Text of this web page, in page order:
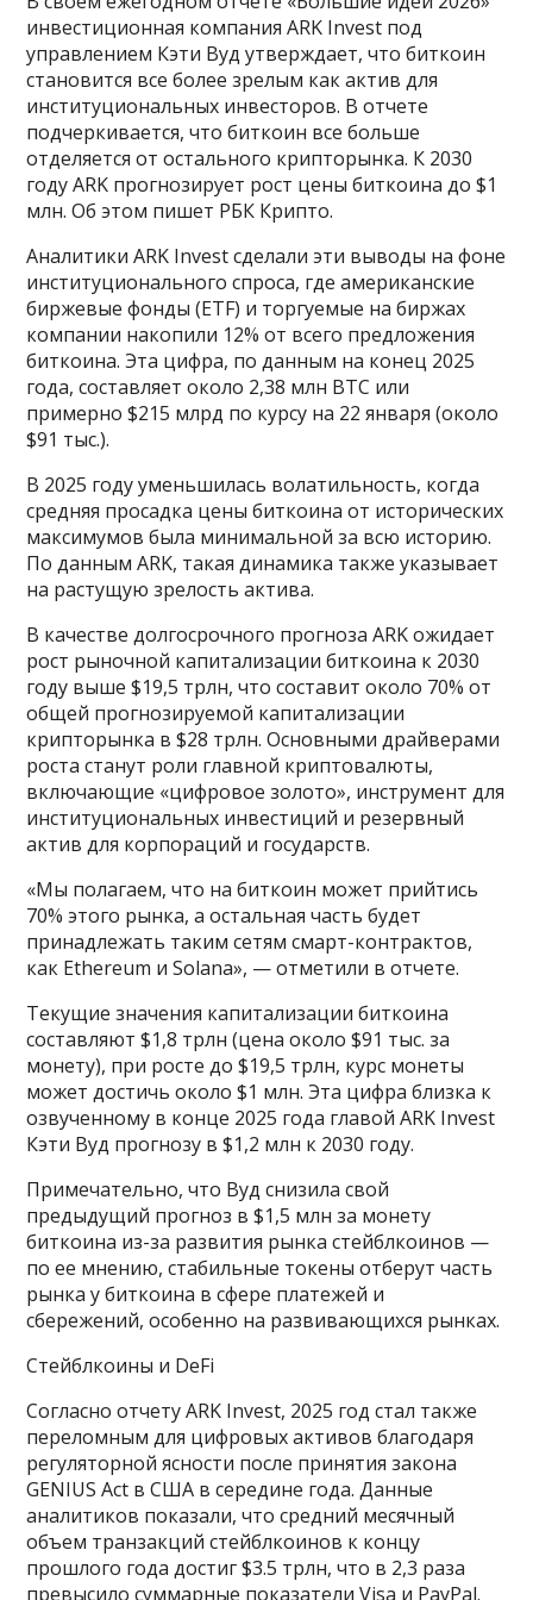
инвестиционная компания ARK Invest под
управлением Кэти Вуд утверждает, что биткоин
становится все более зрелым как актив для
институциональных инвесторов. В отчете
подчеркивается, что биткоин все больше
отделяется от остального крипторынка. К 2030
году ARK прогнозирует рост цены биткоина до $1
млн. Об этом пишет РБК Крипто.
Аналитики ARK Invest сделали эти выводы на фоне
институционального спроса, где американские
биржевые фонды (ETF) и торгуемые на биржах
компании накопили 12% от всего предложения
биткоина. Эта цифра, по данным на конец 2025
года, составляет около 2,38 млн BTC или
примерно $215 млрд по курсу на 22 января (около
$91 тыс.).
В 2025 году уменьшилась волатильность, когда
средняя просадка цены биткоина от исторических
максимумов была минимальной за всю историю.
По данным ARK, такая динамика также указывает
на растущую зрелость актива.
В качестве долгосрочного прогноза ARK ожидает
рост рыночной капитализации биткоина к 2030
году выше $19,5 трлн, что составит около 70% от
общей прогнозируемой капитализации
крипторынка в $28 трлн. Основными драйверами
роста станут роли главной криптовалюты,
включающие «цифровое золото», инструмент для
институциональных инвестиций и резервный
актив для корпораций и государств.
«Мы полагаем, что на биткоин может прийтись
70% этого рынка, а остальная часть будет
принадлежать таким сетям смарт-контрактов,
как Ethereum и Solana», — отметили в отчете.
Текущие значения капитализации биткоина
составляют $1,8 трлн (цена около $91 тыс. за
монету), при росте до $19,5 трлн, курс монеты
может достичь около $1 млн. Эта цифра близка к
озвученному в конце 2025 года главой ARK Invest
Кэти Вуд прогнозу в $1,2 млн к 2030 году.
Примечательно, что Вуд снизила свой
предыдущий прогноз в $1,5 млн за монету
биткоина из-за развития рынка стейблкоинов —
по ее мнению, стабильные токены отберут часть
рынка у биткоина в сфере платежей и
сбережений, особенно на развивающихся рынках.
Стейблкоины и DeFi
Согласно отчету ARK Invest, 2025 год стал также
переломным для цифровых активов благодаря
регуляторной ясности после принятия закона
GENIUS Act в США в середине года. Данные
аналитиков показали, что средний месячный
объем транзакций стейблкоинов к концу
прошлого года достиг $3.5 трлн, что в 2,3 раза
превысило суммарные показатели Visa и PayPal.